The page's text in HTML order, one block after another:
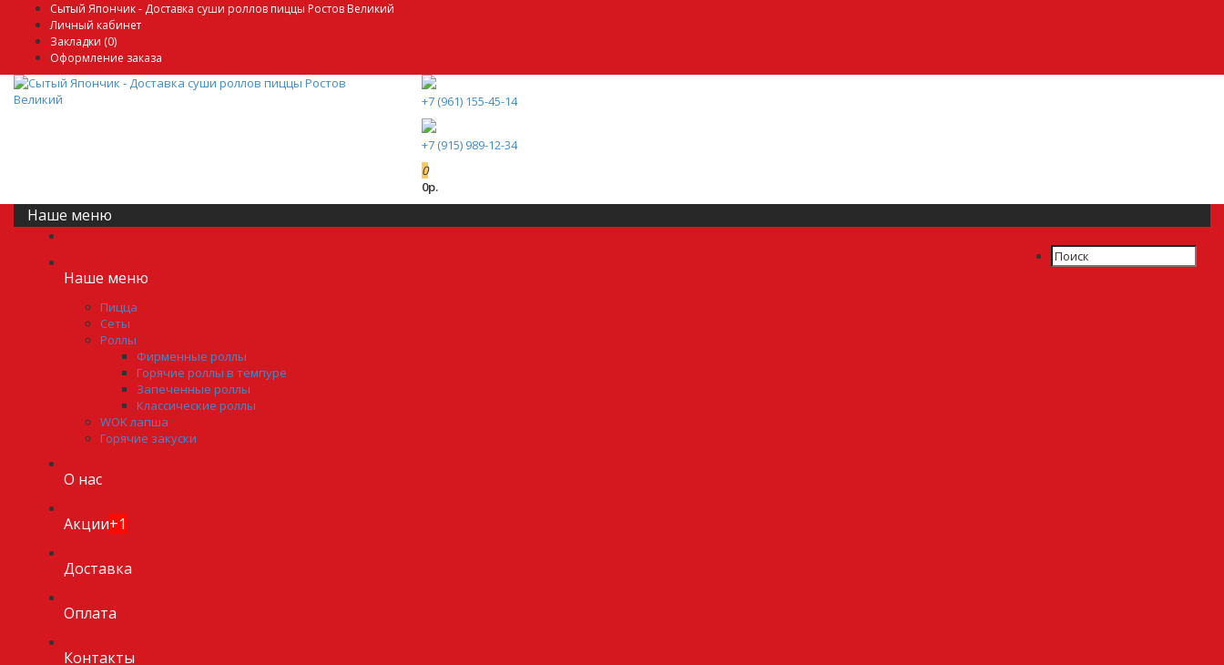
Сытый Япончик - Доставка суши роллов пиццы Ростов Великий
Личный кабинет
Закладки (0)
Оформление заказа
+7 (961) 155-45-14
+7 (915) 989-12-34
0
0р.
Наше меню
Наше меню
Пицца
Сеты
Роллы
Фирменные роллы
Горячие роллы в темпуре
Запеченные роллы
Классические роллы
WOK лапша
Горячие закуски
О нас
Акции+1
Доставка
Оплата
Контакты